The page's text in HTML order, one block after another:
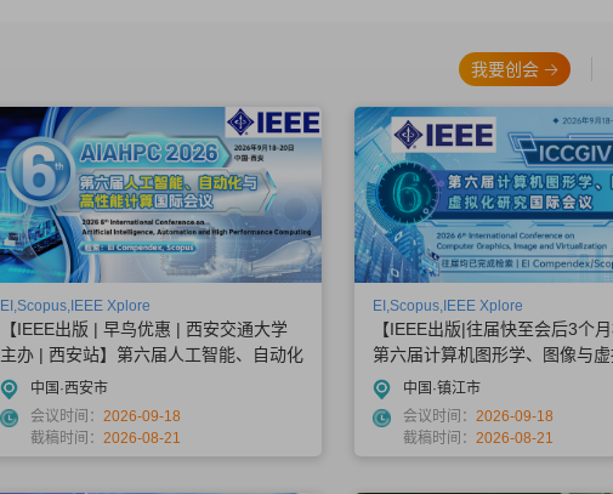
我要创会
EI,Scopus,IEEE Xplore
【IEEE出版 | 早鸟优惠 | 西安交通大学
主办 | 西安站】第六届人工智能、自动化
与高性能计算国际会议（AIAHPC 202
6）
中国·西安市
会议时间： 2026-09-18
截稿时间： 2026-08-21
EI,Scopus,IEEE Xplore
【IEEE出版|往届快至会后3个
第六届计算机图形学、图像与
究国际会议（ICCGIV 2026）
中国·镇江市
会议时间： 2026-09-18
截稿时间： 2026-08-21